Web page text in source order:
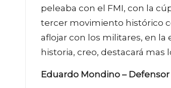
peleaba con el FMI, con la
tercer movimiento histórico
aflojar con los militares, en la
historia, creo, destacará mas
Eduardo Mondino –